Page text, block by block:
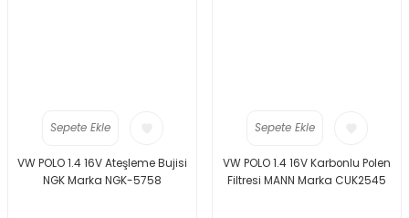
Sepete Ekle
VW POLO 1.4 16V Ateşleme Bujisi
NGK Marka NGK-5758
Sepete Ekle
VW POLO 1.4 16V Karbonlu Polen
Filtresi MANN Marka CUK2545